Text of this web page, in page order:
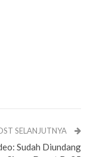
SELANJUTNYA
Sudah Diundang